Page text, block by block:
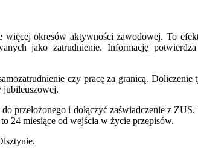
okresów aktywności zawodowej. To
jako zatrudnienie. Informację
czy pracę za granicą. Doliczenie
jubileuszowej.
przełożonego i dołączyć zaświadczenie z
24 miesiące od wejścia w życie przepisów.